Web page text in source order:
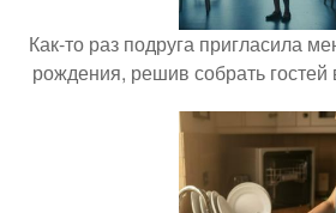
Как-то раз подруга пригласила
рождения, решив собрать